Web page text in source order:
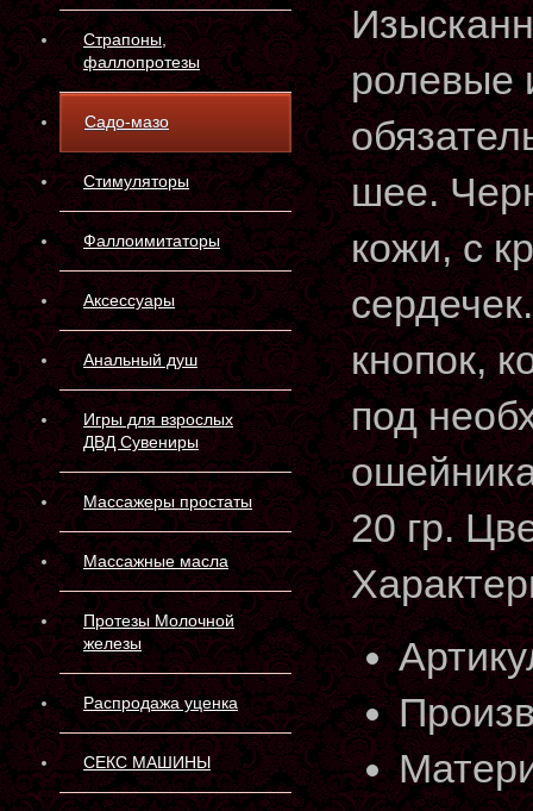
Страпоны,
фаллопротезы
Садо-мазо
Стимуляторы
Фаллоимитаторы
Аксессуары
Анальный душ
Игры для взрослых
ДВД Сувениры
Массажеры простаты
Массажные масла
Протезы Молочной
железы
Распродажа уценка
СЕКС МАШИНЫ
ролевые
шее.
кожи, с
кнопок,
под
20 гр.